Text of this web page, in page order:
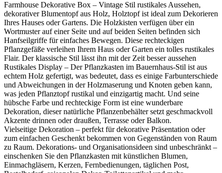
Farmhouse Dekorative Box – Vintage Stil rustikales Aussehen,
dekorativer Blumentopf aus Holz, Holztopf ist ideal zum Dekorieren
Ihres Hauses oder Gartens. Die Holzkisten verfügen über ein
Wortmuster auf einer Seite und auf beiden Seiten befinden sich
Hanfseilgriffe für einfaches Bewegen. Diese rechteckigen
Pflanzgefäße verleihen Ihrem Haus oder Garten ein tolles rustikales
Flair. Der klassische Stil lässt ihn mit der Zeit besser aussehen
Rustikales Display – Der Pflanzkasten im Bauernhaus-Stil ist aus
echtem Holz gefertigt, was bedeutet, dass es einige Farbunterschiede
und Abweichungen in der Holzmaserung und Knoten geben kann,
was jeden Pflanztopf rustikal und einzigartig macht. Und seine
hübsche Farbe und rechteckige Form ist eine wunderbare
Dekoration, dieser natürliche Pflanzenbehälter setzt geschmackvoll
Akzente drinnen oder draußen, Terrasse oder Balkon.
Vielseitige Dekoration – perfekt für dekorative Präsentation oder
zum einfachen Geschenkt bekommen von Gegenständen von Raum
zu Raum. Dekorations- und Organisationsideen sind unbeschränkt –
einschenken Sie den Pflanzkasten mit künstlichen Blumen,
Einmachgläsern, Kerzen, Fernbedienungen, täglichen Post,